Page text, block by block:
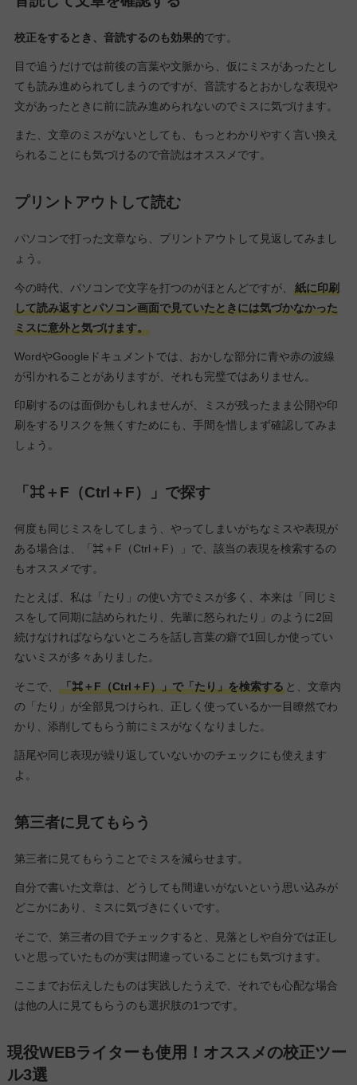
校正をするとき、音読するのも効果的です。
目で追うだけでは前後の言葉や文脈から、仮にミスがあったとし
ても読み進められてしまうのですが、音読するとおかしな表現や
文があったときに前に読み進められないのでミスに気づけます。
また、文章のミスがないとしても、もっとわかりやすく言い換え
られることにも気づけるので音読はオススメです。
プリントアウトして読む
パソコンで打った文章なら、プリントアウトして見返してみまし
ょう。
今の時代、パソコンで文字を打つのがほとんどですが、
紙に印刷
して読み返すとパソコン画面で見ていたときには気づかなかった
ミスに意外と気づけます。
WordやGoogleドキュメントでは、おかしな部分に青や赤の波線
が引かれることがありますが、それも完璧ではありません。
印刷するのは面倒かもしれませんが、ミスが残ったまま公開や印
刷をするリスクを無くすためにも、手間を惜しまず確認してみま
しょう。
「⌘＋F（Ctrl＋F）」で探す
何度も同じミスをしてしまう、やってしまいがちなミスや表現が
ある場合は、「⌘＋F（Ctrl＋F）」で、該当の表現を検索するの
もオススメです。
たとえば、私は「たり」の使い方でミスが多く、本来は「同じミ
スをして同期に詰められたり、先輩に怒られたり」のように2回
続けなければならないところを話し言葉の癖で1回しか使ってい
ないミスが多々ありました。
そこで、 「⌘＋F（Ctrl＋F）」で「たり」を検索すると、文章内
の「たり」が全部見つけられ、正しく使っているか一目瞭然でわ
かり、添削してもらう前にミスがなくなりました。
語尾や同じ表現が繰り返していないかのチェックにも使えます
よ。
第三者に見てもらう
第三者に見てもらうことでミスを減らせます。
自分で書いた文章は、どうしても間違いがないという思い込みが
どこかにあり、ミスに気づきにくいです。
そこで、第三者の目でチェックすると、見落としや自分では正し
いと思っていたものが実は間違っていることにも気づけます。
ここまでお伝えしたものは実践したうえで、それでも心配な場合
は他の人に見てもらうのも選択肢の1つです。
現役WEBライターも使用！オススメの校正ツー
ル3選